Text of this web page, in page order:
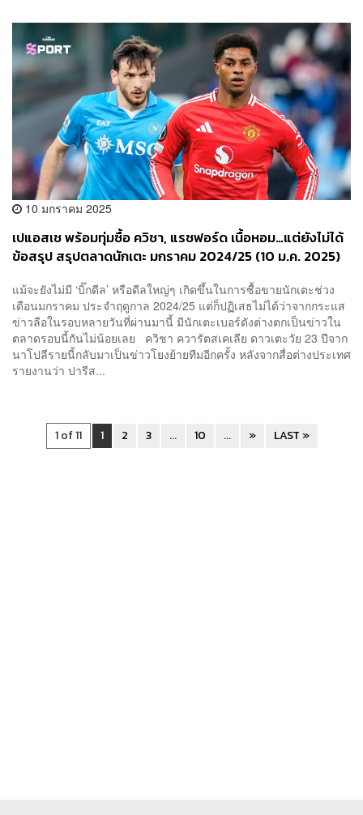
10 มกราคม 2025
เปแอสเช พร้อมทุ่มซื้อ ควิชา, แรชฟอร์ด เนื้อหอม…แต่ยังไม่ได้
ข้อสรุป สรุปตลาดนักเตะ มกราคม 2024/25 (10 ม.ค. 2025)
แม้จะยังไม่มี ‘บิ๊กดีล’ หรือดีลใหญ่ๆ เกิดขึ้นในการซื้อขายนักเตะช่วง
เดือนมกราคม ประจำฤดูกาล 2024/25 แต่ก็ปฏิเสธไม่ได้ว่าจากกระแส
ข่าวลือในรอบหลายวันที่ผ่านมานี้ มีนักเตะเบอร์ดังต่างตกเป็นข่าวใน
ตลาดรอบนี้กันไม่น้อยเลย ควิชา ควารัตสเคเลีย ดาวเตะวัย 23 ปีจาก
นาโปลีรายนี้กลับมาเป็นข่าวโยงย้ายทีมอีกครั้ง หลังจากสื่อต่างประเทศ
รายงานว่า ปารีส...
1 of 11 1 2 3 ... 10 ... » LAST »